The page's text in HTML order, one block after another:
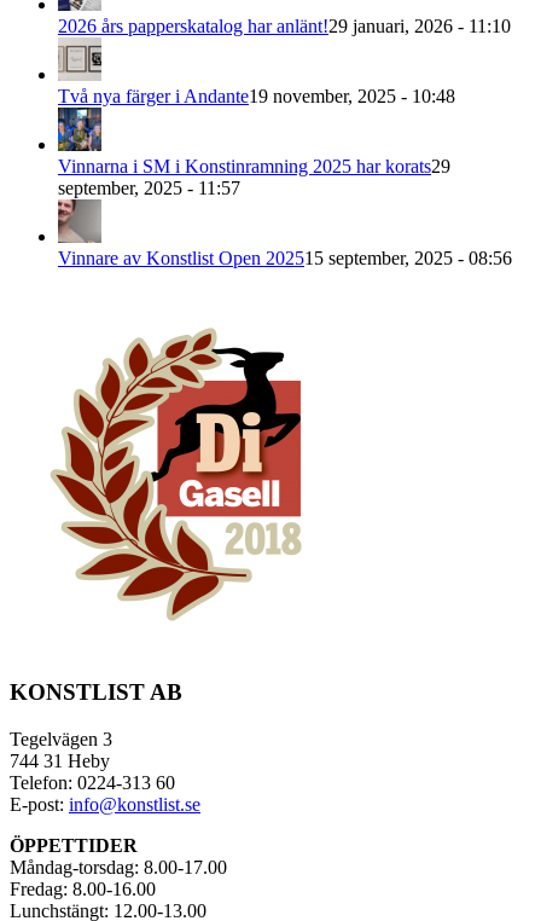
2026 års papperskatalog har anlänt!29 januari, 2026 - 11:10
Två nya färger i Andante19 november, 2025 - 10:48
Vinnarna i SM i Konstinramning 2025 har korats29
september, 2025 - 11:57
Vinnare av Konstlist Open 202515 september, 2025 - 08:56
KONSTLIST AB
Tegelvägen 3
744 31 Heby
Telefon: 0224-313 60
E-post: info@konstlist.se
ÖPPETTIDER
Måndag-torsdag: 8.00-17.00
Fredag: 8.00-16.00
Lunchstängt: 12.00-13.00